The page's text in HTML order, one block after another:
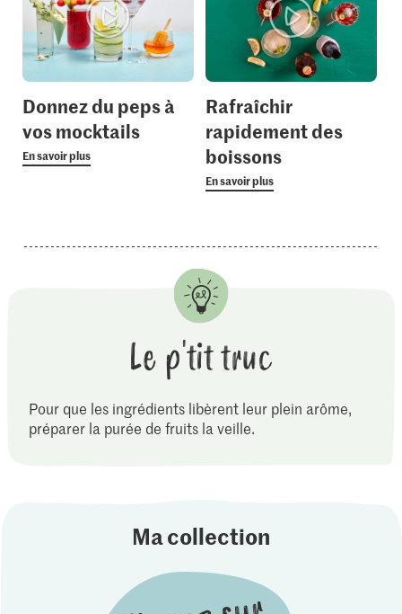
Donnez du peps à
vos mocktails
En savoir plus
Rafraîchir
rapidement des
boissons
En savoir plus
Le p'tit truc
Pour que les ingrédients libèrent leur plein arôme,
préparer la purée de fruits la veille.
Ma collection